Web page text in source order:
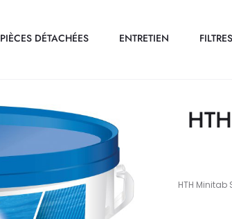
PIÈCES DÉTACHÉES ENTRETIEN
HTH